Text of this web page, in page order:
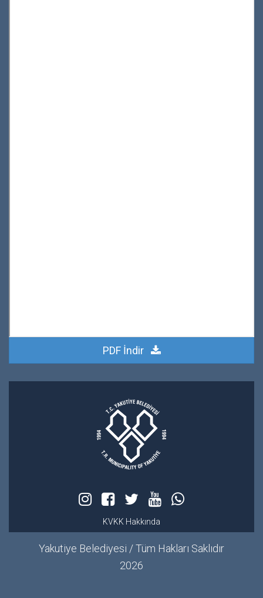
PDF İndir
KVKK Hakkında
Yakutiye Belediyesi / Tüm Hakları Saklıdır
2026